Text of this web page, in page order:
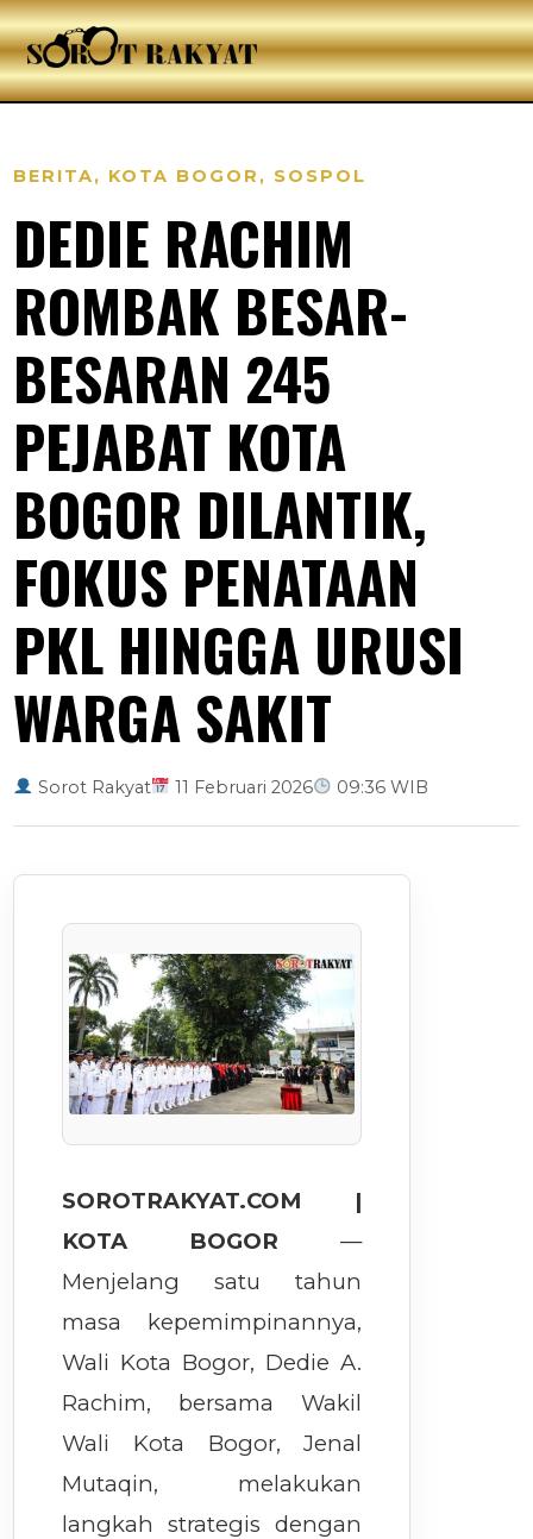
BERITA, KOTA BOGOR , SOSPOL
DEDIE RACHIM
ROMBAK BESAR-
BESARAN 245
PEJABAT KOTA
BOGOR DILANTIK,
FOKUS PENATAAN
PKL HINGGA URUSI
WARGA SAKIT
Sorot Rakyat 11 Februari 2026 09:36 WIB
SOROTRAKYAT.COM |
KOTA BOGOR —
Menjelang satu tahun
masa kepemimpinannya,
Wali Kota Bogor, Dedie A.
Rachim, bersama Wakil
Wali Kota Bogor, Jenal
Mutaqin, melakukan
langkah strategis dengan